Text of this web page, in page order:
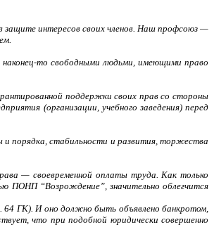
защите интересов своих членов. Наш профсоюз —
то свободными людьми, имеющими право
поддержки своих прав со стороны
(организации, учебного заведения) перед
порядка, стабильности и развития, торжества
— своевременной оплаты труда. Как только
ПОНП “Возрождение”, значительно облегчится
64 ГК). И оно должно быть объявлено банкротом,
что при подобной юридически совершенно